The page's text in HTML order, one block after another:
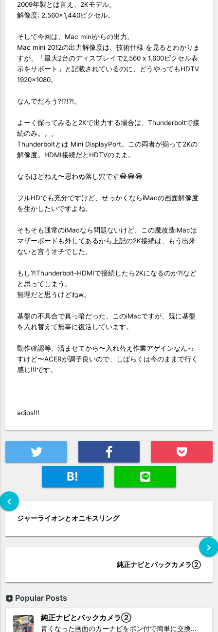
2009年製とは言え、2Kモデル。
解像度: 2,560×1,440ピクセル。
そして今回は、Mac miniからの出力。
Mac mini 2012の出力解像度は、技術仕様 を見るとわかりま
すが、「最大2台のディスプレイで2,560 x 1,600ピクセル表
示をサポート」と記載されているのに、どうやってもHDTV
1920×1080。
なんでだろう?!?!?!。
よーく探ってみると2Kで出力する場合は、Thunderboltで接
続のみ。。。
Thunderboltとは Mini DisplayPort。この両者が揃って2Kの
解像度。HDMI接続だとHDTVのまま。
なるほどねえ〜思わぬ落し穴です😂😂😂
フルHDでも充分ですけど、せっかくならiMacの画面解像度
を生かしたいですよね。
そもそも通常のiMacなら問題ないけど、この魔改造iMacは
マザーボードも外してあるから上記の2K接続は、もう出来
ないと言うオチでした。
もし?!Thunderbolt-HDMIで接続したら2Kになるのか?!など
と思ってしまう。
無理だと思うけどねw。
基盤の不具合で真っ暗だった、このiMacですが、既に基盤
を入れ替えて無事に復活しています。
動作確認等、済ませてから〜入れ替え作業アゲインなんっ
すけど〜ACERが調子良いので、しばらくは今のままで行く
感じ!!!です。
adios!!!
B!
chevron_left
ジャーライオンとオニキスリング
chevron_right
純正ナビとバックカメラ②
Popular Posts
純正ナビとバックカメラ②
青くなった画面のカーナビをポン付で簡単に交換、出来ると思っていたら意外と闇多め!!!なDAY①から続く今回は、DAY②。 テスターで調べてみたのだが、結果的にバックカメラからナビ裏まで来てる、配線を見つけることが出来なかった前回。気付けば闇w。 さてさて、この頃のDVDナビ的なT...